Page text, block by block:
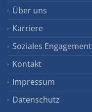
Über uns
Karriere
Soziales Engagement
Kontakt
Impressum
Datenschutz